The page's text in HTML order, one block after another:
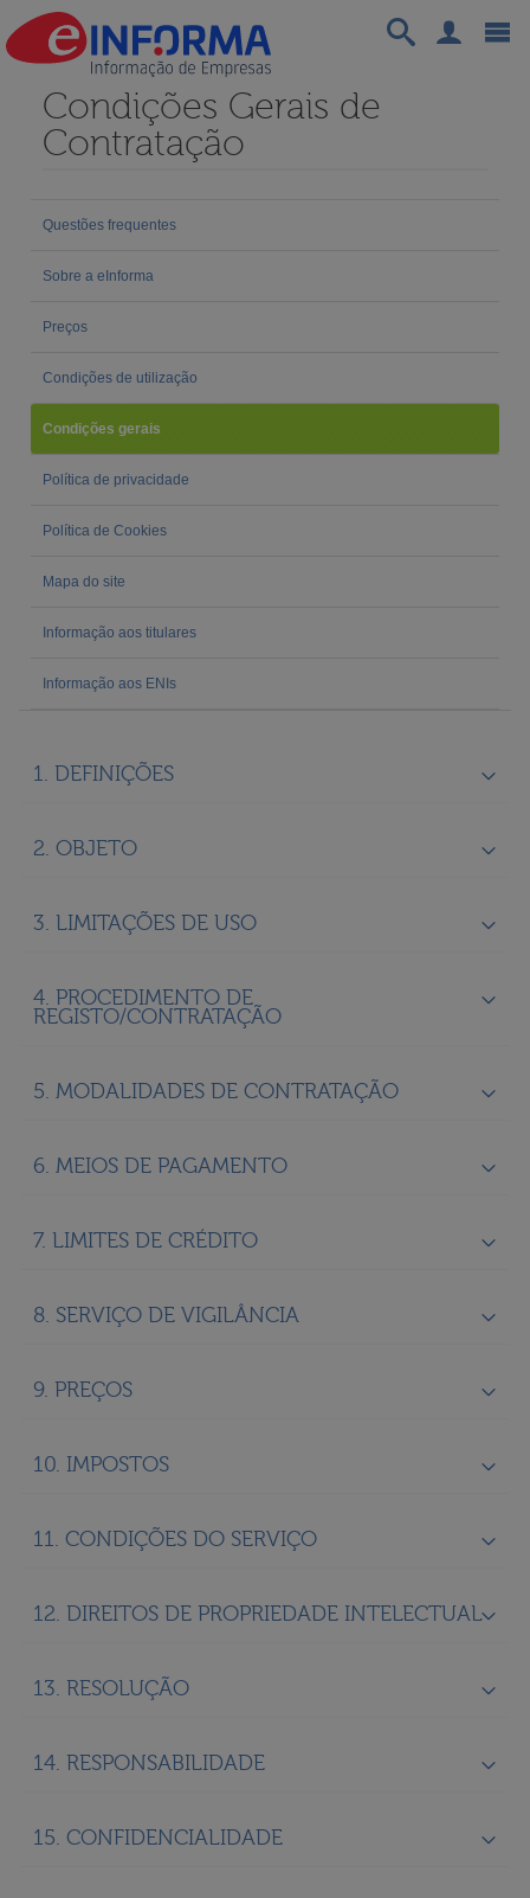
Condições Gerais de
Contratação
Questões frequentes
Sobre a eInforma
Preços
Condições de utilização
Condições gerais
Política de privacidade
Política de Cookies
Mapa do site
Informação aos titulares
Informação aos ENIs
1. DEFINIÇÕES
2. OBJETO
3. LIMITAÇÕES DE USO
4. PROCEDIMENTO DE
REGISTO/CONTRATAÇÃO
5. MODALIDADES DE CONTRATAÇÃO
6. MEIOS DE PAGAMENTO
7. LIMITES DE CRÉDITO
8. SERVIÇO DE VIGILÂNCIA
9. PREÇOS
10. IMPOSTOS
11. CONDIÇÕES DO SERVIÇO
12. DIREITOS DE PROPRIEDADE INTELECTUAL
13. RESOLUÇÃO
14. RESPONSABILIDADE
15. CONFIDENCIALIDADE